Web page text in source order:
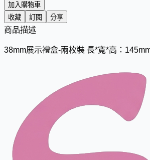
加入購物車
收藏
訂閱 分享
商品描述
38mm展示禮盒-兩枚裝 長*寬*高：